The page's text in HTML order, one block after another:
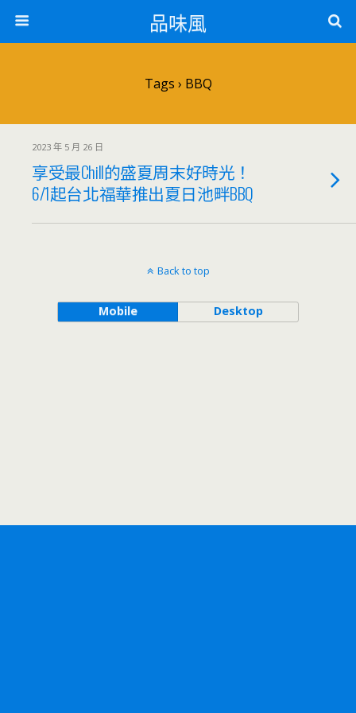
品味風
Tags › BBQ
2023 年 5 月 26 日
享受最Chill的盛夏周末好時光！
6/1起台北福華推出夏日池畔BBQ
Back to top
Mobile Desktop